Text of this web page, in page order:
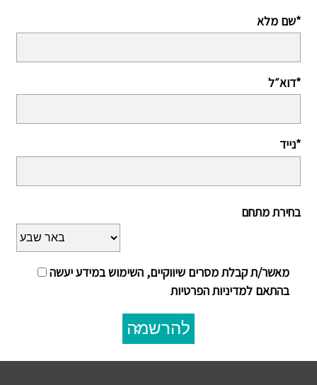
שם מלא*
דוא״ל*
נייד*
בחירת מתחם
מאשר/ת קבלת מסרים שיווקיים, השימוש במידע יעשה
בהתאם למדיניות הפרטיות
להרשמה